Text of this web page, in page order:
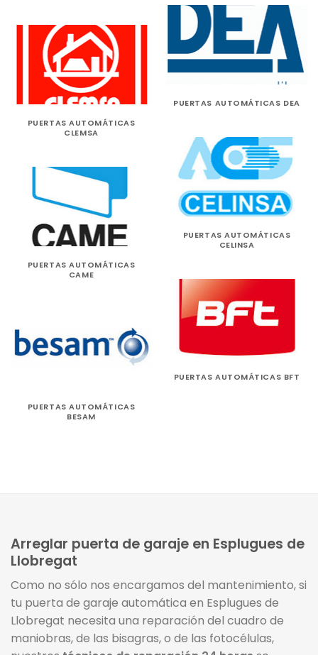
PUERTAS AUTOMÁTICAS DEA
PUERTAS AUTOMÁTICAS
CLEMSA
PUERTAS AUTOMÁTICAS
CELINSA
PUERTAS AUTOMÁTICAS
CAME
PUERTAS AUTOMÁTICAS BFT
PUERTAS AUTOMÁTICAS
BESAM
Arreglar puerta de garaje en Esplugues de
Llobregat
Como no sólo nos encargamos del mantenimiento, si
tu puerta de garaje automática en Esplugues de
Llobregat necesita una reparación del cuadro de
maniobras, de las bisagras, o de las fotocélulas,